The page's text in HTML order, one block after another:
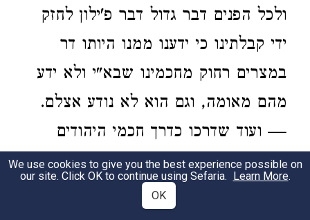
ולכל הפנים דבר גדול דבר פ'ילון לחזק
ידי קבלתינו כי ידענו ממנו היותו דר
במצרים רחוק מחכמינו שבא"י ולא ידע
מהם מאומה, וגם הוא לא נודע אצלם.
— ועוד שדרכו כדרך חכמי היהודים
אשר במצרים ומכלל התיראפיאוטים
Terapeuti (שאולי גם פילון בא בקהלם)
We use cookies to give you the best experience possible on
our site. Click OK to continue using Sefaria. Learn More.
OK